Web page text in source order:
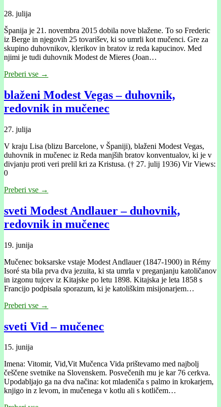
28. julija
Španija je 21. novembra 2015 dobila nove blažene. To so Frederic
iz Berge in njegovih 25 tovarišev, ki so umrli kot mučenci. Gre za
skupino duhovnikov, klerikov in bratov iz reda kapucinov. Med
njimi je tudi duhovnik Modest de Mieres (Joan…
Preberi vse →
blaženi Modest Vegas – duhovnik,
redovnik in mučenec
27. julija
V kraju Lisa (blizu Barcelone, v Španiji), blaženi Modest Vegas,
duhovnik in mučenec iz Reda manjših bratov konventualov, ki je v
divjanju proti veri prelil kri za Kristusa. († 27. julij 1936) Vir Views:
0
Preberi vse →
sveti Modest Andlauer – duhovnik,
redovnik in mučenec
19. junija
Mučenec boksarske vstaje Modest Andlauer (1847-1900) in Rémy
Isoré sta bila prva dva jezuita, ki sta umrla v preganjanju katoličanov
in izgonu tujcev iz Kitajske po letu 1898. Kitajska je leta 1858 s
Francijo podpisala sporazum, ki je katoliškim misijonarjem…
Preberi vse →
sveti Vid – mučenec
15. junija
Imena: Vitomir, Vid,Vit Mučenca Vida prištevamo med najbolj
češčene svetnike na Slovenskem. Posvečenih mu je kar 76 cerkva.
Upodabljajo ga na dva načina: kot mladeniča s palmo in krokarjem,
knjigo in z levom, in mučenega v kotlu ali s kotličem…